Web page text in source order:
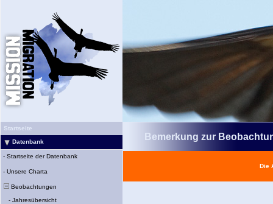
Startseite
Datenbank
- Startseite der Datenbank
- Unsere Charta
Beobachtungen
- Jahresübersicht
Bemerkung zur
Die